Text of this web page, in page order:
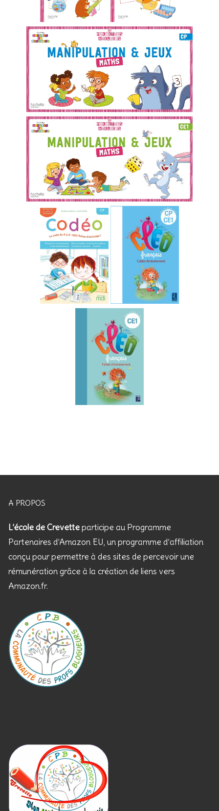
A PROPOS
L’école de Crevetteparticipe au Programme
Partenaires d’Amazon EU, un programme d’affiliation
conçu pour permettre à des sites de percevoir une
rémunération grâce à la création de liens vers
Amazon.fr.